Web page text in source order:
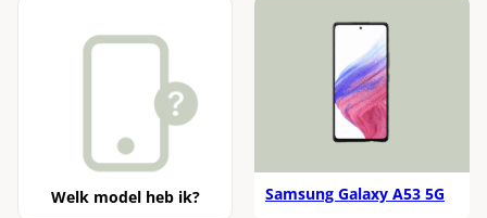
Welk model heb ik? Samsung Galaxy A53 5G